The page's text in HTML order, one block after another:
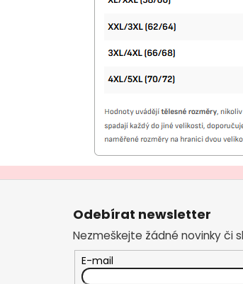
Z
Odebírat newsletter
Nezmeškejte žádné novinky či
E-mail